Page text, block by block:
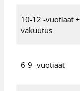
10-12 -vuotiaat +
vakuutus
6-9 -vuotiaat